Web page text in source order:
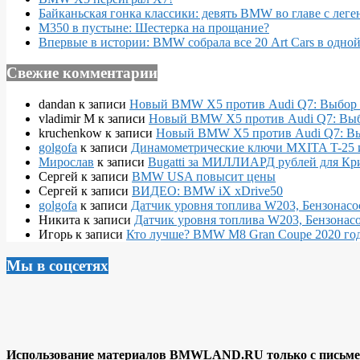
Байканьская гонка классики: девять BMW во главе с
M350 в пустыне: Шестерка на прощание?
Впервые в истории: BMW собрала все 20 Art Cars в
Свежие комментарии
dandan к записи Новый BMW X5 против Audi Q7: Выбор
vladimir M к записи Новый BMW X5 против Audi Q7:
kruchenkow к записи Новый BMW X5 против Audi Q7:
golgofa к записи Динамометрические ключи MXITA T-25
Мирослав к записи Bugatti за МИЛЛИАРД рублей для
Сергей к записи BMW USA повысит цены
Сергей к записи ВИДЕО: BMW iX xDrive50
golgofa к записи Датчик уровня топлива W203,
Никита к записи Датчик уровня топлива W203,
Игорь к записи Кто лучше? BMW M8 Gran Coupe 2020
Мы в соцсетях
Использование материалов BMWLAND.RU только с